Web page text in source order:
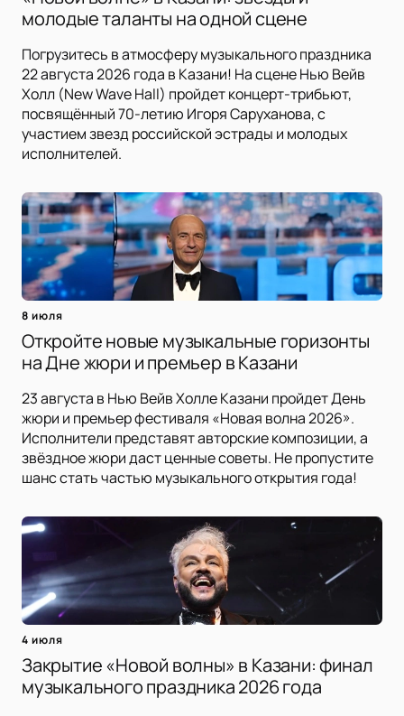
молодые таланты на одной сцене
Погрузитесь в атмосферу музыкального праздника
22 августа 2026 года в Казани! На сцене Нью Вейв
Холл (New Wave Hall) пройдет концерт-трибьют,
посвящённый 70-летию Игоря Саруханова, с
участием звезд российской эстрады и молодых
исполнителей.
8 июля
Откройте новые музыкальные горизонты
на Дне жюри и премьер в Казани
23 августа в Нью Вейв Холле Казани пройдет День
жюри и премьер фестиваля «Новая волна 2026».
Исполнители представят авторские композиции, а
звёздное жюри даст ценные советы. Не пропустите
шанс стать частью музыкального открытия года!
4 июля
Закрытие «Новой волны» в Казани: финал
музыкального праздника 2026 года